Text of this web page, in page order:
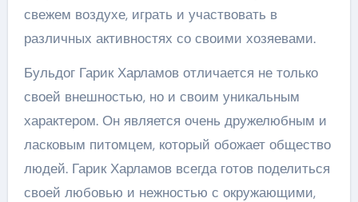
свежем воздухе, играть и участвовать в
различных активностях со своими хозяевами.
Бульдог Гарик Харламов отличается не только
своей внешностью, но и своим уникальным
характером. Он является очень дружелюбным и
ласковым питомцем, который обожает общество
людей. Гарик Харламов всегда готов поделиться
своей любовью и нежностью с окружающими,